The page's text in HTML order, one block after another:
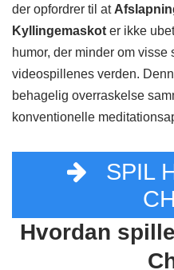
der opfordrer til at
Kyllingemaskot er ikke
humor, der minder om visse
videospillenes verden.
behagelig overraskelse
konventionelle
SPIL
Hvordan